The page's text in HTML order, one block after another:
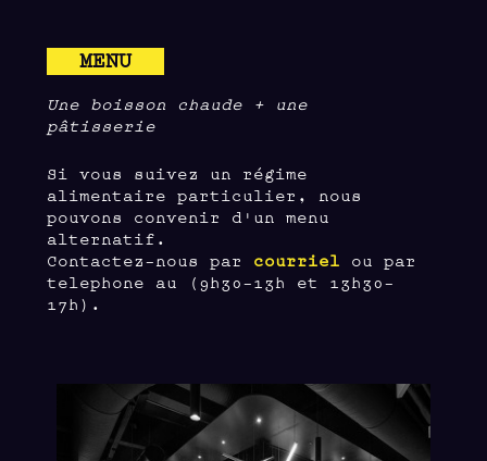
MENU
Une boisson chaude + une
pâtisserie
Si vous suivez un régime
alimentaire particulier, nous
pouvons convenir d'un menu
alternatif.
Contactez-nous par courriel ou par
telephone au (9h30-13h et 13h30-
17h).